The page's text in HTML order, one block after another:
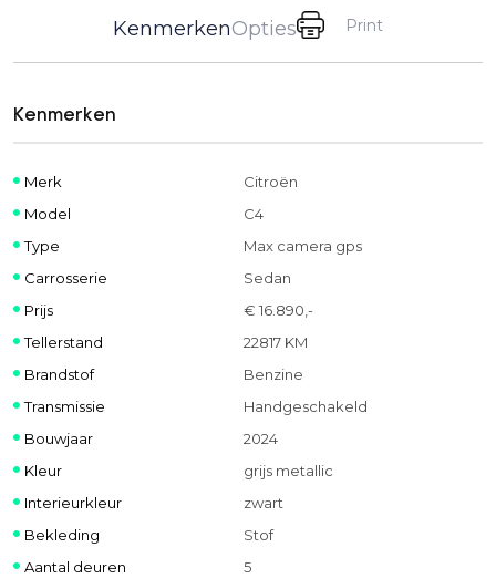
KenmerkenOpties Print
Kenmerken
Merk
Citroën
Model
C4
Type
Max camera gps
Carrosserie
Sedan
Prijs
€ 16.890,-
Tellerstand
22817 KM
Brandstof
Benzine
Transmissie
Handgeschakeld
Bouwjaar
2024
Kleur
grijs metallic
Interieurkleur
zwart
Bekleding
Stof
Aantal deuren
5